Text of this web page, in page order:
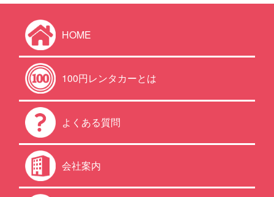
HOME
100円レンタカーとは
よくある質問
会社案内